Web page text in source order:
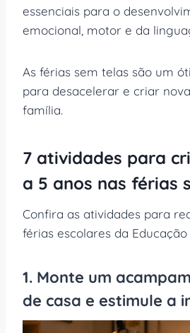
essenciais para o
emocional, motor e da
As férias sem telas são um
para desacelerar e criar
família.
7 atividades para
a 5 anos nas férias
Confira as atividades para
férias escolares da
1. Monte um
de casa e estimule a